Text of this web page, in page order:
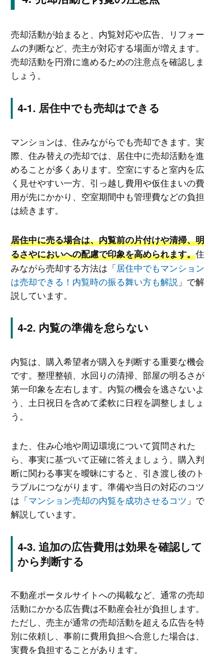
売却活動が始まると、内覧対応や広告、リフォー
ムの判断など、売主が対応する場面が増えます。
売却活動を円滑に進めるための注意点を確認しま
しょう。
居住中でも売却はできる
マンションは、住みながらでも売却できます。実
際、住み替えの売却では、居住中に売却活動を進
めることが多くあります。空室にすると室内を広
く見せやすい一方、引っ越し費用や仮住まいの費
用が先にかかり、空室期間中も管理費などの負担
は続きます。
居住中に売る場合は、内覧前の片付けや清掃、明
るさやにおいへの配慮で印象を高められます。住
みながら売却する方法は「居住中でもマンション
は売却できる！内覧時の振る舞い方も解説 」で解
説しています。
内覧の準備を怠らない
内覧は、購入希望者が購入を判断する重要な機会
です。整理整頓、水回りの清掃、部屋の明るさが
第一印象を左右します。内覧の機会を逃さないよ
う、土日祝日を含めて柔軟に日程を調整しましょ
う。
また、住み心地や周辺環境について質問された
ら、事実に基づいて正確に答えましょう。購入判
断に関わる事実を曖昧にすると、引き渡し後のト
ラブルにつながります。準備や当日の対応のコツ
は「マンション売却の内覧を成功させるコツ 」で
解説しています。
追加の広告費用は効果を確認して
から判断する
不動産ポータルサイトへの掲載など、通常の売却
活動にかかる広告費は不動産会社が負担します。
ただし、売主が通常の売却活動を超える広告を特
別に依頼し、事前に費用負担へ合意した場合は、
実費を負担することがあります。